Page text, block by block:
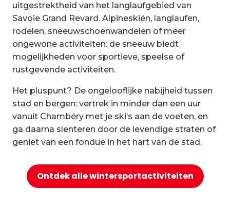
7
Bezienswaardigheden, cultuur
en erfgoed
8 Wijngaarden
9 Indooractiviteiten
10 Ontspanning en welzijn
uitgestrektheid van het langlaufgebied van
Savoie Grand Revard. Alpineskiën, langlaufen,
rodelen, sneeuwschoenwandelen of meer
ongewone activiteiten: de sneeuw biedt
mogelijkheden voor sportieve, speelse of
rustgevende activiteiten.
Het pluspunt? De ongelooflijke nabijheid tussen
stad en bergen: vertrek in minder dan een uur
vanuit Chambéry met je ski’s aan de voeten, en
ga daarna slenteren door de levendige straten of
geniet van een fondue in het hart van de stad.
Ontdek alle wintersportactiviteiten